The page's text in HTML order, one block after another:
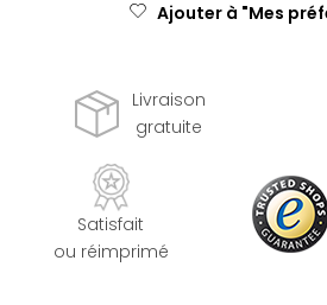
Ajouter à "Mes
Livraison
gratuite
Satisfait
ou réimprimé